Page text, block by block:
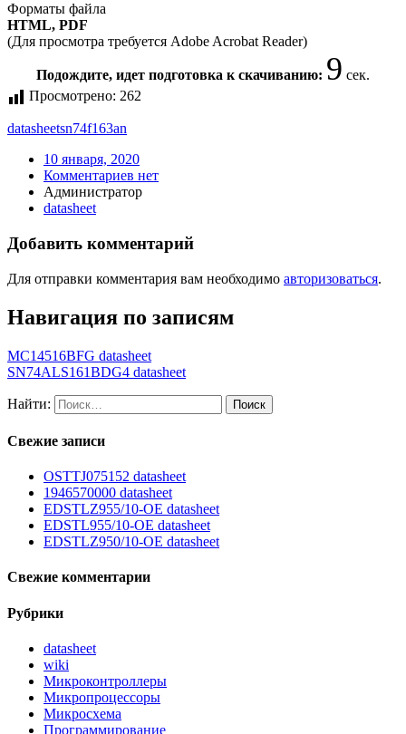
Форматы файла
HTML, PDF
(Для просмотра требуется Adobe Acrobat Reader)
Подождите, идет подготовка к скачиванию: 9 сек.
Просмотрено: 262
datasheetsn74f163an
10 января, 2020
Комментариев нет
Администратор
datasheet
Добавить комментарий
Для отправки комментария вам необходимо авторизоваться.
Навигация по записям
MC14516BFG datasheet
SN74ALS161BDG4 datasheet
Найти:
Свежие записи
OSTTJ075152 datasheet
1946570000 datasheet
EDSTLZ955/10-OE datasheet
EDSTL955/10-OE datasheet
EDSTLZ950/10-OE datasheet
Свежие комментарии
Рубрики
datasheet
wiki
Микроконтроллеры
Микропроцессоры
Микросхема
Программирование